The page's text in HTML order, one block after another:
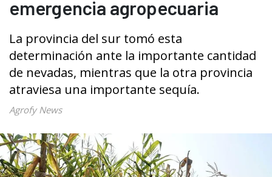
emergencia agropecuaria
La provincia del sur tomó esta
determinación ante la importante cantidad
de nevadas, mientras que la otra provincia
atraviesa una importante sequía.
Agrofy News